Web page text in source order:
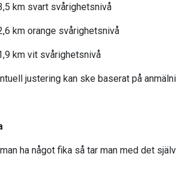
km svart svårighetsnivå
km orange svårighetsnivå
km vit svårighetsnivå
justering kan ske baserat på
ha något fika så tar man med det själv.